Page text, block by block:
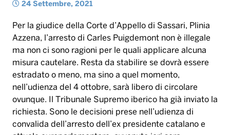
24 Settembre, 2021
Per la giudice della Corte d’Appello di Sassari, Plinia
Azzena, l’arresto di Carles Puigdemont non è illegale
ma non ci sono ragioni per le quali applicare alcuna
misura cautelare. Resta da stabilire se dovrà essere
estradato o meno, ma sino a quel momento,
nell’udienza del 4 ottobre, sarà libero di circolare
ovunque. Il Tribunale Supremo iberico ha già inviato la
richiesta. Sono le decisioni prese nell’udienza di
convalida dell’arresto dell’ex presidente catalano e